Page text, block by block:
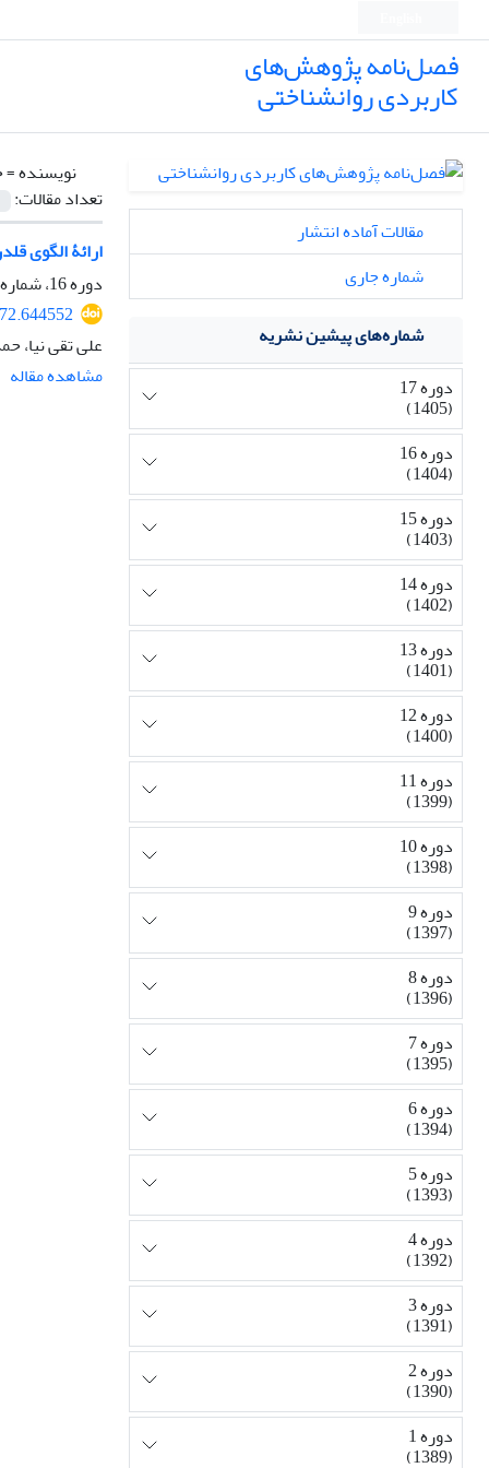
فصل‌نامه پژوهش‌های
کاربردی روانشناختی
نویسنده =
تعداد مقالات:
ارائۀ الگوی
دوره 16، شماره 3، پاییز 1404، صفحه
علی تقی نیا،
مشاهده مقاله
مقالات آماده انتشار
شماره جاری
شماره‌های پیشین نشریه
دوره 17
(1405)
دوره 16
(1404)
دوره 15
(1403)
دوره 14
(1402)
دوره 13
(1401)
دوره 12
(1400)
دوره 11
(1399)
دوره 10
(1398)
دوره 9
(1397)
دوره 8
(1396)
دوره 7
(1395)
دوره 6
(1394)
دوره 5
(1393)
دوره 4
(1392)
دوره 3
(1391)
دوره 2
(1390)
دوره 1
(1389)